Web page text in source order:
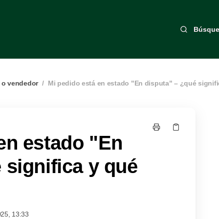
vendedor / Mi pedido está en estado "En disputa" – ¿qué
estado "En
significa y qué
13:33